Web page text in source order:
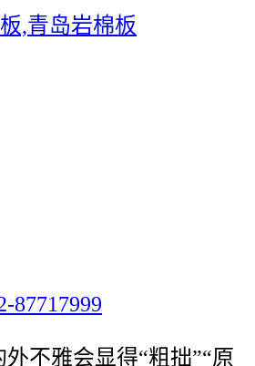
87717999
不雅会显得“粗拙”“原